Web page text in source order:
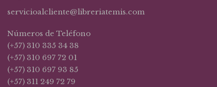
servicioalcliente@libreriatemis.com
Números de Teléfono
(+57) 310 335 34 38
(+57) 310 697 72 01
(+57) 310 697 93 85
(+57) 311 249 72 79